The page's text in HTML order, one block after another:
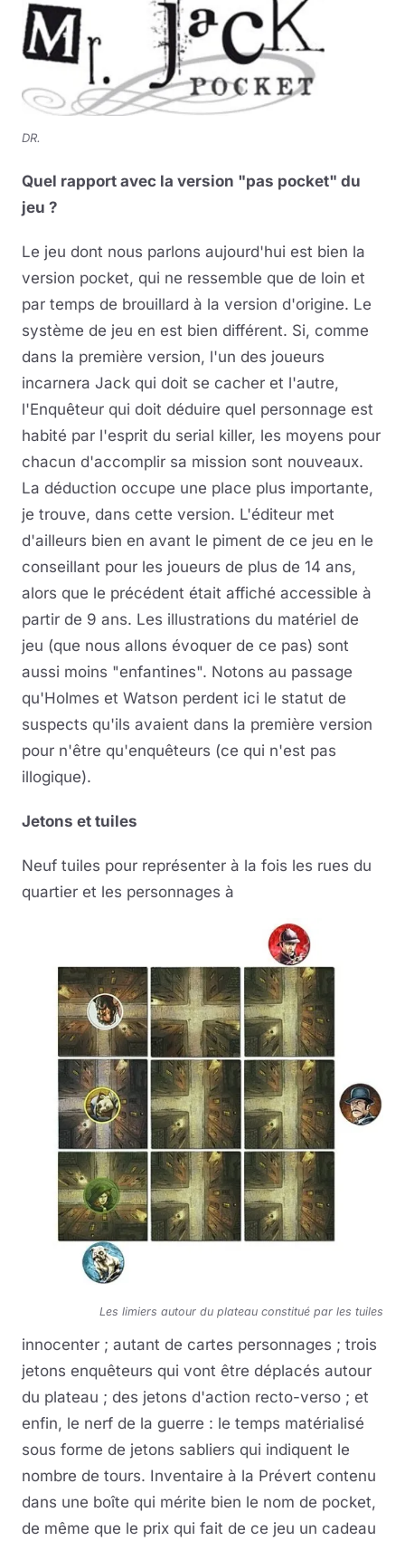
DR.
Quel rapport avec la version "pas pocket" du
jeu ?
Le jeu dont nous parlons aujourd'hui est bien la
version pocket, qui ne ressemble que de loin et
par temps de brouillard à la version d'origine. Le
système de jeu en est bien différent. Si, comme
dans la première version, l'un des joueurs
incarnera Jack qui doit se cacher et l'autre,
l'Enquêteur qui doit déduire quel personnage est
habité par l'esprit du serial killer, les moyens pour
chacun d'accomplir sa mission sont nouveaux.
La déduction occupe une place plus importante,
je trouve, dans cette version. L'éditeur met
d'ailleurs bien en avant le piment de ce jeu en le
conseillant pour les joueurs de plus de 14 ans,
alors que le précédent était affiché accessible à
partir de 9 ans. Les illustrations du matériel de
jeu (que nous allons évoquer de ce pas) sont
aussi moins "enfantines". Notons au passage
qu'Holmes et Watson perdent ici le statut de
suspects qu'ils avaient dans la première version
pour n'être qu'enquêteurs (ce qui n'est pas
illogique).
Jetons et tuiles
Neuf tuiles pour représenter à la fois les rues du
quartier et les personnages à
Les limiers autour du plateau constitué par les tuiles
innocenter ; autant de cartes personnages ; trois
jetons enquêteurs qui vont être déplacés autour
du plateau ; des jetons d'action recto-verso ; et
enfin, le nerf de la guerre : le temps matérialisé
sous forme de jetons sabliers qui indiquent le
nombre de tours. Inventaire à la Prévert contenu
dans une boîte qui mérite bien le nom de pocket,
de même que le prix qui fait de ce jeu un cadeau